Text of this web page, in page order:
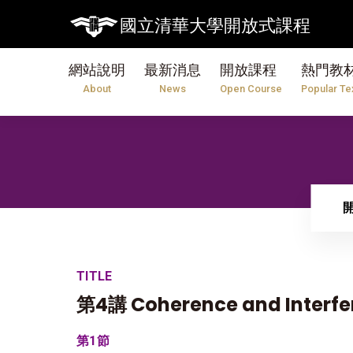
國立清華大學開放式課程
網站說明
About
最新消息
News
開放課程
Open Course
熱門教
Popular
TITLE
第4講 Coherence and
第1節